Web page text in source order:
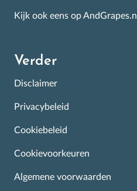
Kijk ook eens op AndGrapes.nl
Verder
Disclaimer
Privacybeleid
Cookiebeleid
Cookievoorkeuren
Algemene voorwaarden